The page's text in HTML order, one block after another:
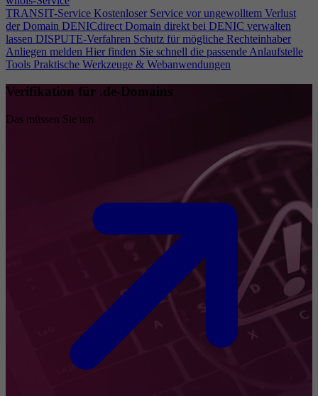
TRANSIT-Service Kostenloser Service vor ungewolltem Verlust
der Domain DENICdirect Domain direkt bei DENIC verwalten
lassen DISPUTE-Verfahren Schutz für mögliche Rechteinhaber
Anliegen melden Hier finden Sie schnell die passende Anlaufstelle
Tools Praktische Werkzeuge & Webanwendungen
Verifikation für .de-Domains
Das müssen Sie tun